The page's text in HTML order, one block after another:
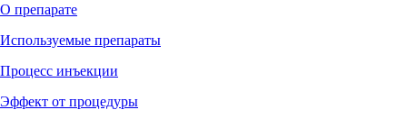
О препарате
Используемые препараты
Процесс инъекции
Эффект от процедуры